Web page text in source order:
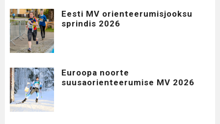
Eesti MV orienteerumisjooksu
sprindis 2026
Euroopa noorte
suusaorienteerumise MV 2026